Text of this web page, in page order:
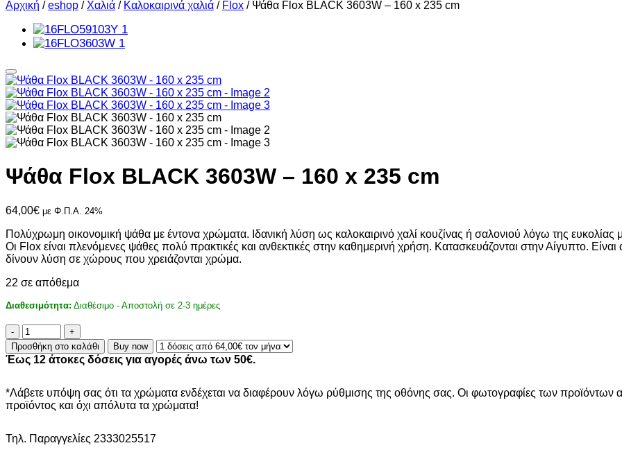
Αρχική /eshop / Χαλιά / Καλοκαιρινά χαλιά / Flox / Ψάθα Flox BLACK 3603W – 160 x 235 cm
Ψάθα Flox BLACK 3603W – 160 x 235 cm
64,00€ με Φ.Π.Α. 24%
Πολύχρωμη οικονομική ψάθα με έντονα χρώματα. Ιδανική λύση ως καλοκαιρινό χαλί κουζίνας ή σαλονιού λόγω της ευκολίας
Οι Flox είναι πλενόμενες ψάθες πολύ πρακτικές και ανθεκτικές στην καθημερινή χρήση. Κατασκευάζονται στην Αίγυπτο. Είναι
δίνουν λύση σε χώρους που χρειάζονται χρώμα.
22 σε απόθεμα
Διαθεσιμότητα: Διαθέσιμο - Αποστολή σε 2-3 ημέρες
Ψάθα
Flox
BLACK
3603W
160
x
ποσότητα
Προσθήκη στο καλάθι Buy now
Έως 12 άτοκες δόσεις για αγορές άνω των 50€.
*Λάβετε υπόψη σας ότι τα χρώματα ενδέχεται να διαφέρουν λόγω ρύθμισης της οθόνης σας. Οι φωτογραφίες των προϊόντων
προϊόντος και όχι απόλυτα τα χρώματα!
Τηλ. Παραγγελίες 2333025517